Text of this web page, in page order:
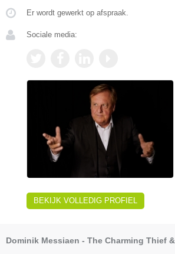
Er wordt gewerkt op afspraak.
Sociale media:
BEKIJK VOLLEDIG PROFIEL
Dominik Messiaen - The Charming Thief